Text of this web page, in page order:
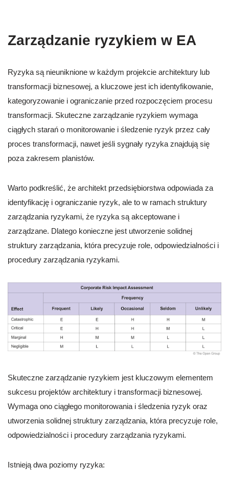
Zarządzanie ryzykiem w EA
Ryzyka są nieuniknione w każdym projekcie architektury lub
transformacji biznesowej, a kluczowe jest ich identyfikowanie,
kategoryzowanie i ograniczanie przed rozpoczęciem procesu
transformacji. Skuteczne zarządzanie ryzykiem wymaga
ciągłych starań o monitorowanie i śledzenie ryzyk przez cały
proces transformacji, nawet jeśli sygnały ryzyka znajdują się
poza zakresem planistów.
Warto podkreślić, że architekt przedsiębiorstwa odpowiada za
identyfikację i ograniczanie ryzyk, ale to w ramach struktury
zarządzania ryzykami, że ryzyka są akceptowane i
zarządzane. Dlatego konieczne jest utworzenie solidnej
struktury zarządzania, która precyzuje role, odpowiedzialności i
procedury zarządzania ryzykami.
Skuteczne zarządzanie ryzykiem jest kluczowym elementem
sukcesu projektów architektury i transformacji biznesowej.
Wymaga ono ciągłego monitorowania i śledzenia ryzyk oraz
utworzenia solidnej struktury zarządzania, która precyzuje role,
odpowiedzialności i procedury zarządzania ryzykami.
Istnieją dwa poziomy ryzyka: